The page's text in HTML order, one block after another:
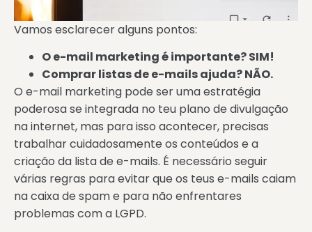
Vamos esclarecer alguns pontos:
O e-mail marketing é importante? SIM!
Comprar listas de e-mails ajuda? NÃO.
O e-mail marketing pode ser uma estratégia
poderosa se integrada no teu plano de divulgação
na internet, mas para isso acontecer, precisas
trabalhar cuidadosamente os conteúdos e a
criação da lista de e-mails. É necessário seguir
várias regras para evitar que os teus e-mails caiam
na caixa de spam e para não enfrentares
problemas com a LGPD.